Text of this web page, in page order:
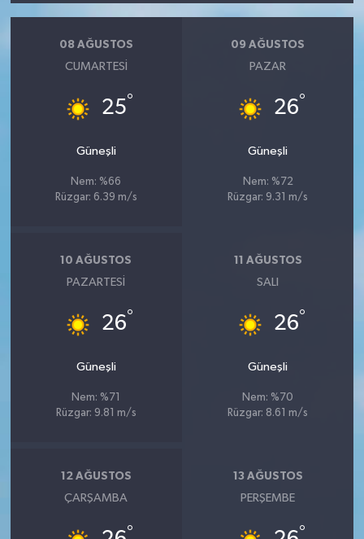
08 AĞUSTOS
CUMARTESI
25°
Güneşli
Nem: %66
Rüzgar: 6.39 m/s
09 AĞUSTOS
PAZAR
26°
Güneşli
Nem: %72
Rüzgar: 9.31 m/s
10 AĞUSTOS
PAZARTESI
26°
Güneşli
Nem: %71
Rüzgar: 9.81 m/s
11 AĞUSTOS
SALI
26°
Güneşli
Nem: %70
Rüzgar: 8.61 m/s
12 AĞUSTOS
ÇARŞAMBA
°
13 AĞUSTOS
PERŞEMBE
°